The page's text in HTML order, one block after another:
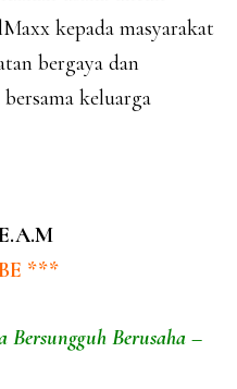
kepada masyarakat
bergaya dan
keluarga
***
Bersungguh Berusaha –